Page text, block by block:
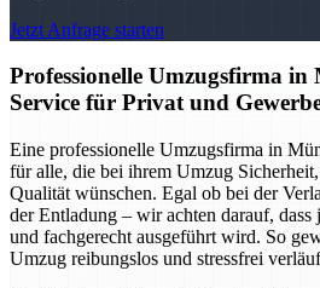
Jetzt Anfrage starten
Professionelle Umzugsfirma in
Service für Privat und
Eine professionelle Umzugsfirma in
für alle, die bei ihrem Umzug
Qualität wünschen. Egal ob bei der
der Entladung – wir achten darauf, dass
und fachgerecht ausgeführt wird. So
Umzug reibungslos und stressfrei